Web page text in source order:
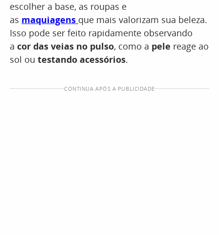
escolher a base, as roupas e
as maquiagens que mais valorizam sua beleza.
Isso pode ser feito rapidamente observando
a cor das veias no pulso, como a pele reage ao
sol ou testando acessórios.
CONTINUA APÓS A PUBLICIDADE